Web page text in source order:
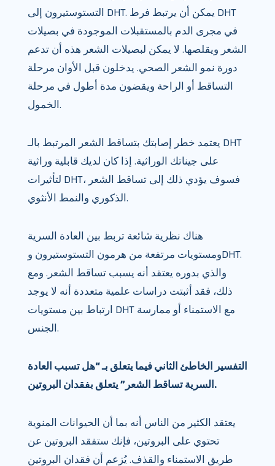
التستوستيرون إلى DHT. يمكن أن يرتبط فرط DHT
في مجرى الدم بالمستقبلات الموجودة في بصيلات
الشعر ويقلصها. لا يمكن لبصيلات الشعر هذه أن تدعم
دورة نمو الشعر الصحي. يدخلون قبل الأوان مرحلة
التساقط أو الراحة ويقضون مدة أطول في مرحلة
الخمول.
يعتمد خطر إصابتك بتساقط الشعر المرتبط بالـ DHT
على جيناتك الوراثية. إذا كان لديك قابلية وراثية
لتأثيرات DHT، فسوف يؤدي ذلك إلى تساقط الشعر
الذكوري والنمط الأنثوي.
هناك نظرية شائعة تربط بين العادة السرية
ومستويات مرتفعة من هرمون التستوستيرون وDHT.
والذي بدوره يعتقد أنه يسبب تساقط الشعر. ومع
ذلك، فقد أثبتت دراسات علمية متعددة أنه لا يوجد
ارتباط بين مستويات DHT مع الاستمناء أو ممارسة
الجنس.
التفسير الخاطئ الثاني فيما يتعلق بـ “هل تسبب العادة
السرية تساقط الشعر” يتعلق بفقدان البروتين.
يعتقد الكثير من الناس أنه بما أن الحيوانات المنوية
تحتوي على البروتين، فإنك ستفقد البروتين عن
طريق الاستمناء والقذف. يُزعم أن فقدان البروتين